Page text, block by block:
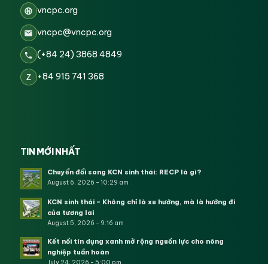
vncpc.org
vncpc@vncpc.org
(+84 24) 3868 4849
Z +84 915 741 368
TIN MỚI NHẤT
Chuyển đổi sang KCN sinh thái: RECP là gì?
August 6, 2026 - 10:29 am
KCN sinh thái – Không chỉ là xu hướng, mà là hướng đi
của tương lai
August 5, 2026 - 9:16 am
Kết nối tín dụng xanh mở rộng nguồn lực cho nông
nghiệp tuần hoàn
July 24, 2026 - 5:00 pm